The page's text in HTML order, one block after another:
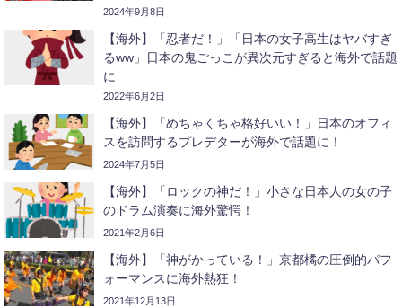
2024年9月8日
【海外】「忍者だ！」「日本の女子高生はヤバすぎ
るww」日本の鬼ごっこが異次元すぎると海外で話題
に
2022年6月2日
【海外】「めちゃくちゃ格好いい！」日本のオフィ
スを訪問するプレデターが海外で話題に！
2024年7月5日
【海外】「ロックの神だ！」小さな日本人の女の子
のドラム演奏に海外驚愕！
2021年2月6日
【海外】「神がかっている！」京都橘の圧倒的パフ
ォーマンスに海外熱狂！
2021年12月13日